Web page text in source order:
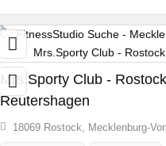
Mrs.Sporty Club - Rostock
Reutershagen
18069 Rostock, Mecklenburg-